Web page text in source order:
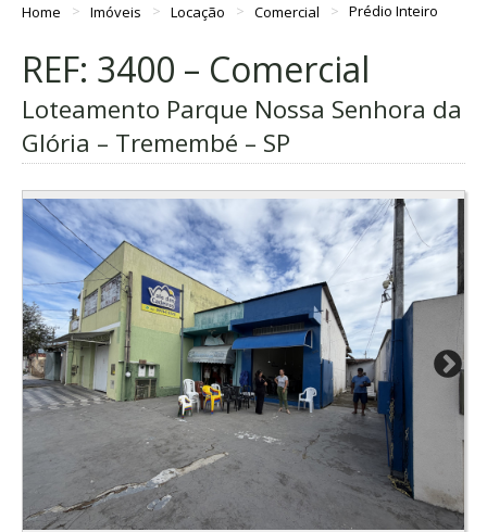
Home Imóveis Locação Comercial Prédio Inteiro
REF: 3400 – Comercial
Loteamento Parque Nossa Senhora da
Glória – Tremembé – SP